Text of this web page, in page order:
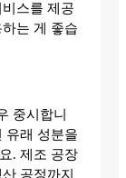
스를 제공
는 게 좋습
중시합니
유래 성분을
. 제조 공장
공정까지